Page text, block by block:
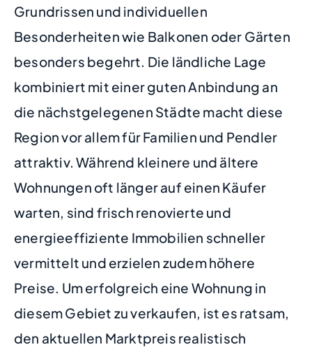
Grundrissen und individuellen
Besonderheiten wie Balkonen oder Gärten
besonders begehrt. Die ländliche Lage
kombiniert mit einer guten Anbindung an
die nächstgelegenen Städte macht diese
Region vor allem für Familien und Pendler
attraktiv. Während kleinere und ältere
Wohnungen oft länger auf einen Käufer
warten, sind frisch renovierte und
energieeffiziente Immobilien schneller
vermittelt und erzielen zudem höhere
Preise. Um erfolgreich eine Wohnung in
diesem Gebiet zu verkaufen, ist es ratsam,
den aktuellen Marktpreis realistisch